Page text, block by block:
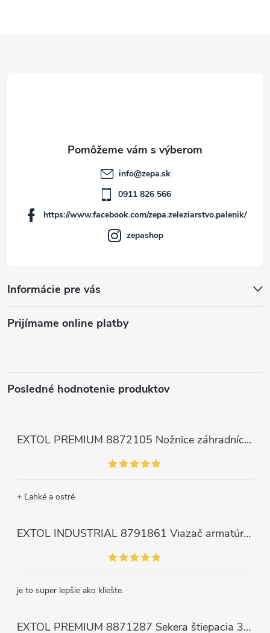
Informácie pre vás
info@zepa.sk
0911 826 566
https://www.facebook.com/zepa.zeleziarstvo.palenik/
zepashop
Prijímame online platby
Posledné hodnotenie produktov
EXTOL PREMIUM 8872105 Nožnice záhradnícke dlhé úzke, 200mm, max. prestrih Ø6mm
+ Ľahké a ostré
EXTOL INDUSTRIAL 8791861 Viazač armatúr aku Share20V, bez aku, drôt 0,8mm, oko 8-34mm, bezuhlíkový motor
je to super lepšie ako kliešte.
EXTOL PREMIUM 8871287 Sekera štiepacia 3500g, nylónová násada 910mm